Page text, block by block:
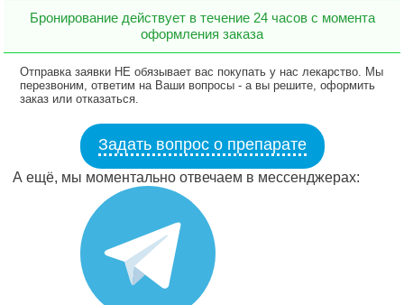
Бронирование действует в течение 24 часов с момента
оформления заказа
Отправка заявки НЕ обязывает вас покупать у нас лекарство. Мы
перезвоним, ответим на Ваши вопросы - а вы решите, оформить
заказ или отказаться.
Задать вопрос о препарате
А ещё, мы моментально отвечаем в мессенджерах: